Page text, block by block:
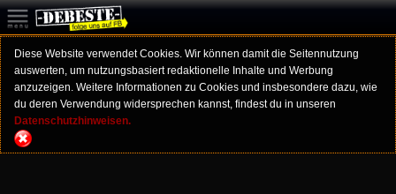
Diese Website verwendet Cookies. Wir können damit die Seitennutzung
auswerten, um nutzungsbasiert redaktionelle Inhalte und Werbung
anzuzeigen. Weitere Informationen zu Cookies und insbesondere dazu, wie
du deren Verwendung widersprechen kannst, findest du in unseren
Datenschutzhinweisen.